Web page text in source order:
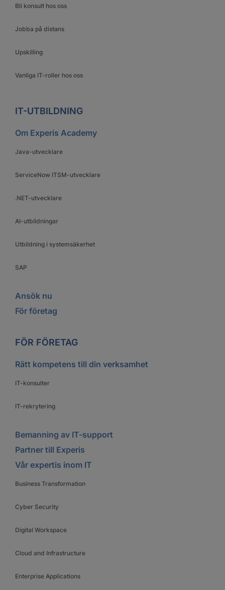
Bli konsult hos oss
Jobba på distans
Upskilling
Vanliga IT-roller hos oss
IT-UTBILDNING
Om Experis Academy
Java-utvecklare
ServiceNow ITSM-utvecklare
.NET-utvecklare
AI-utbildningar
Utbildning i systemsäkerhet
SAP
Ansök nu
För företag
FÖR FÖRETAG
Rätt kompetens till din verksamhet
IT-konsulter
IT-rekrytering
Bemanning av IT-support
Partner till Experis
Vår expertis inom IT
Business Transformation
Cyber Security
Digital Workspace
Cloud and Infrastructure
Enterprise Applications